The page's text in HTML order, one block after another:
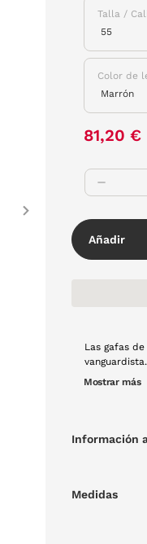
Talla /
Color de
81,20 €
Añadir
Las gafas
vanguardista. Su
aportarán
Mostrar más
Información
Medidas